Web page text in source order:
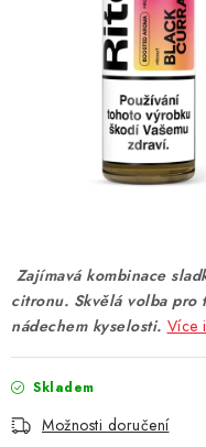
BATERIE A NABÍJEČKY
GRIPY & MODY
PŘÍSLUŠENSTVÍ
Vše o nákupu Jak
Zajímavá kombinace
citronu. Skvělá volba
nádechem kyselosti. Více
Skladem
Možnosti doručení